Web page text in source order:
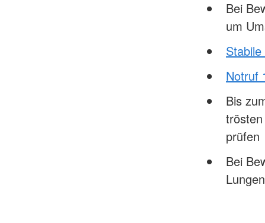
Bei
um
Notruf
Bis
prüfen
Bei